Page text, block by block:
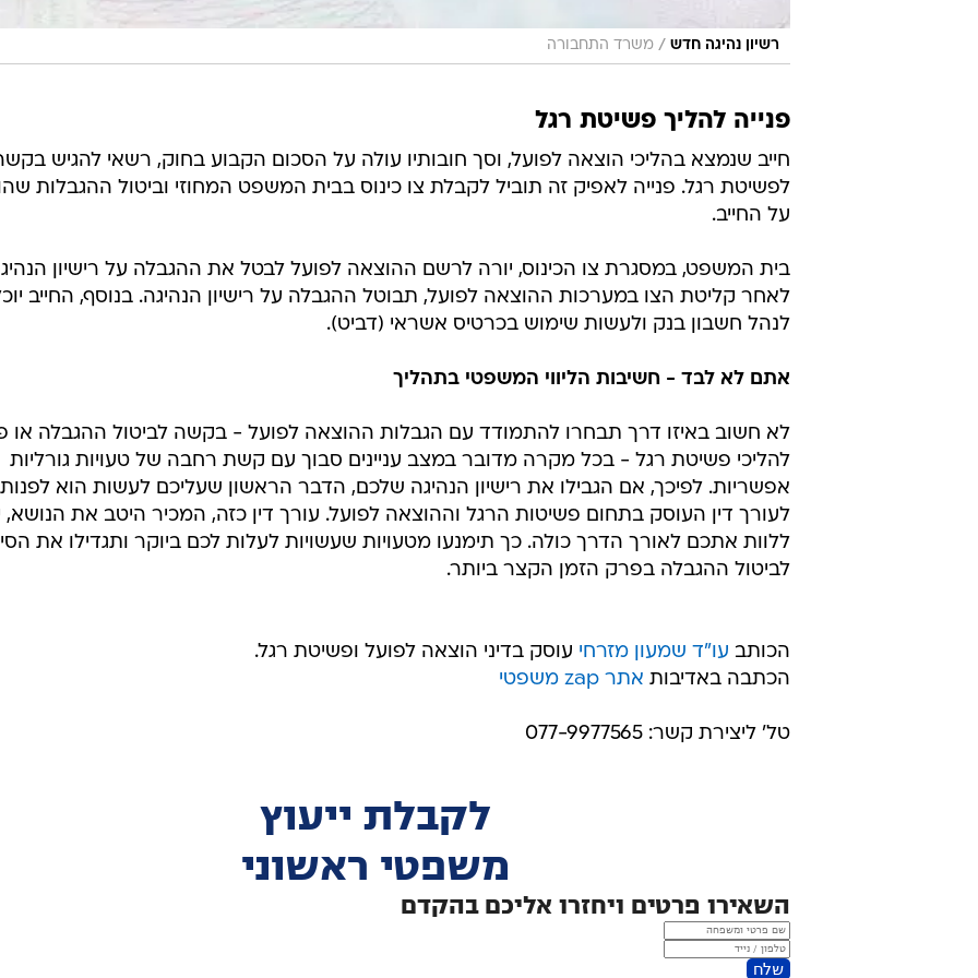
רשיון נהיגה חדש / משרד התחבורה
פנייה להליך פשיטת רגל
חייב שנמצא בהליכי הוצאה לפועל, וסך חובותיו עולה על הסכום הקבוע בחוק, רשאי להגיש
לפשיטת רגל. פנייה לאפיק זה תוביל לקבלת צו כינוס בבית המשפט המחוזי וביטול ההגבלות
על החייב.
בית המשפט, במסגרת צו הכינוס, יורה לרשם ההוצאה לפועל לבטל את ההגבלה על רישיון
לאחר קליטת הצו במערכות ההוצאה לפועל, תבוטל ההגבלה על רישיון הנהיגה. בנוסף, החייב
לנהל חשבון בנק ולעשות שימוש בכרטיס אשראי (דביט).
אתם לא לבד - חשיבות הליווי המשפטי בתהליך
לא חשוב באיזו דרך תבחרו להתמודד עם הגבלות ההוצאה לפועל - בקשה לביטול ההגבלה או
להליכי פשיטת רגל - בכל מקרה מדובר במצב עניינים סבוך עם קשת רחבה של טעויות גורליות
אפשריות. לפיכך, אם הגבילו את רישיון הנהיגה שלכם, הדבר הראשון שעליכם לעשות הוא לפנות
לעורך דין העוסק בתחום פשיטות הרגל וההוצאה לפועל. עורך דין כזה, המכיר היטב את הנושא,
ללוות אתכם לאורך הדרך כולה. כך תימנעו מטעויות שעשויות לעלות לכם ביוקר ותגדילו את
לביטול ההגבלה בפרק הזמן הקצר ביותר.
הכותב עו"ד שמעון מזרחי עוסק בדיני הוצאה לפועל ופשיטת רגל.
הכתבה באדיבות אתר zap משפטי
טל' ליצירת קשר: 077-9977565